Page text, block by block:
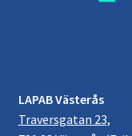
LAPAB Västerås
Traversgatan 23,